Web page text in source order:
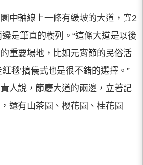
中軸線上一條有緩坡的大道，寬2
是筆直的樹列。“這條大道是以後
重要場地，比如元宵節的民俗活
毯’搞儀式也是很不錯的選擇。”
人說，節慶大道的兩邊，立著記
還有山茶園、櫻花園、桂花園